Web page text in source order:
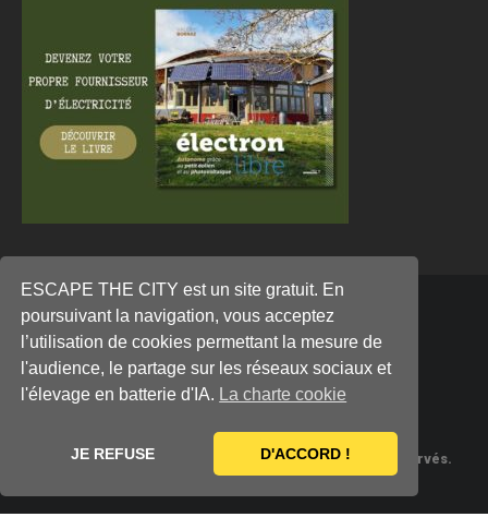
© EDITION DANDELION 2022. Droits de reproduction réservés.
ESCAPE THE CITY est un site gratuit. En
poursuivant la navigation, vous acceptez
l’utilisation de cookies permettant la mesure de
l'audience, le partage sur les réseaux sociaux et
l'élevage en batterie d'IA. La charte cookie
JE REFUSE D'ACCORD !